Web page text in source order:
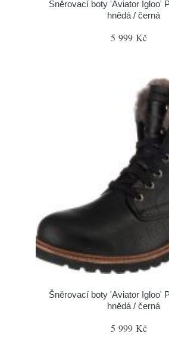
Šněrovací boty 'Aviator Igloo'
hnědá / černá
5 999 Kč
Šněrovací boty 'Aviator Igloo'
hnědá / černá
5 999 Kč